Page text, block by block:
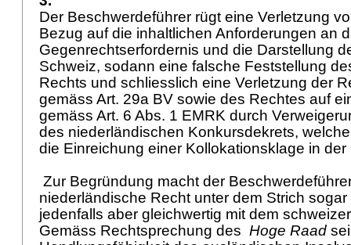
Der Beschwerdeführer rügt eine Verletzung
Bezug auf die inhaltlichen Anforderungen an
Gegenrechtserfordernis und die Darstellung
Schweiz, sodann eine falsche Feststellung
Rechts und schliesslich eine Verletzung der
gemäss Art. 29a BV sowie des Rechtes auf
gemäss Art. 6 Abs. 1 EMRK durch
des niederländischen Konkursdekrets,
die Einreichung einer Kollokationsklage in
Zur Begründung macht der
niederländische Recht unter dem Strich
jedenfalls aber gleichwertig mit dem
Gemäss Rechtsprechung des Hoge Raad